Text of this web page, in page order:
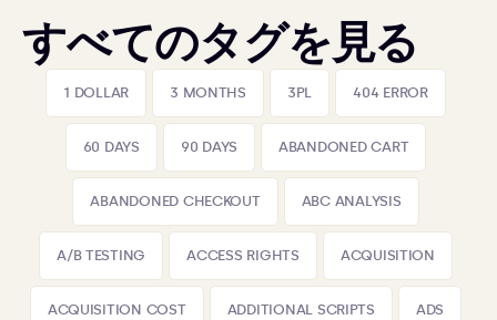
すべてのタグを見る
1 DOLLAR 3 MONTHS 3PL 404 ERROR
60 DAYS 90 DAYS ABANDONED CART
ABANDONED CHECKOUT ABC ANALYSIS
A/B TESTING ACCESS RIGHTS ACQUISITION
ACQUISITION COST ADDITIONAL SCRIPTS ADS